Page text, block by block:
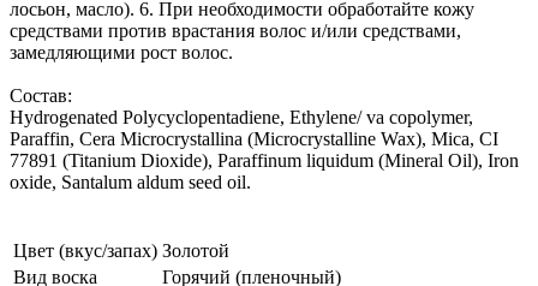
лосьон, масло). 6. При необходимости обработайте кожу
средствами против врастания волос и/или средствами,
замедляющими рост волос.
Состав:
Hydrogenated Polycyclopentadiene, Ethylene/ va copolymer,
Paraffin, Cera Microcrystallina (Microcrystalline Wax), Mica, CI
77891 (Titanium Dioxide), Paraffinum liquidum (Mineral Oil), Iron
oxide, Santalum aldum seed oil.
Цвет (вкус/запах) Золотой
Вид воска
Горячий (пленочный)